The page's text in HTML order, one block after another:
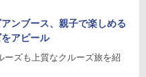
ンブース、親子で楽しめる
アピール
ーズも上質なクルーズ旅を紹